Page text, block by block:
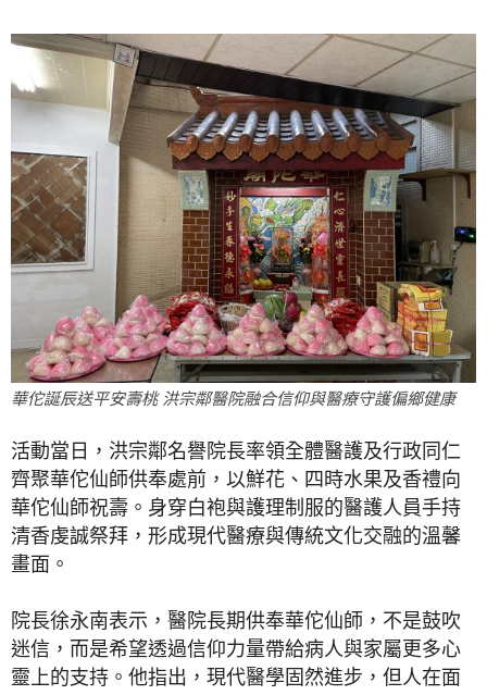
華佗誕辰送平安壽桃 洪宗鄰醫院融合信仰與醫療守護偏鄉健康
活動當日，洪宗鄰名譽院長率領全體醫護及行政同仁
齊聚華佗仙師供奉處前，以鮮花、四時水果及香禮向
華佗仙師祝壽。身穿白袍與護理制服的醫護人員手持
清香虔誠祭拜，形成現代醫療與傳統文化交融的溫馨
畫面。
院長徐永南表示，醫院長期供奉華佗仙師，不是鼓吹
迷信，而是希望透過信仰力量帶給病人與家屬更多心
靈上的支持。他指出，現代醫學固然進步，但人在面